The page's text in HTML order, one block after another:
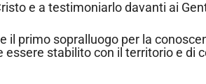
e a testimoniarlo davanti ai
il primo sopralluogo per la
essere stabilito con il territorio e di